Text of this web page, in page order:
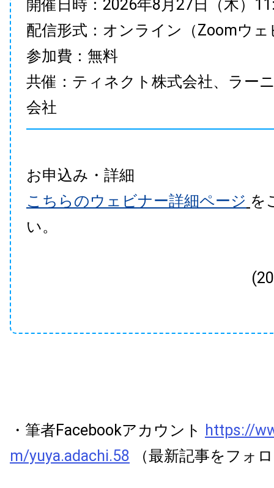
開催日時：2026年8月27日（木）
配信形式：オンライン（Zoomウェ
参加費：無料
共催：ティネクト株式会社、ラー
会社
お申込み・詳細
こちらのウェビナー詳細ページ を
い。
・筆者Facebookアカウント https://
m/yuya.adachi.58 （最新記事をフォ